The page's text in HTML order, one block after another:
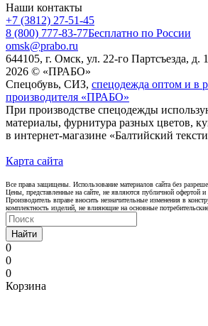
Наши контакты
+7 (3812) 27-51-45
8 (800) 777-83-77Бесплатно по России
omsk@prabo.ru
644105, г. Омск, ул. 22-го Партсъезда, д.
2026 © «ПРАБО»
Спецобувь, СИЗ, спецодежда оптом и в
производителя «ПРАБО»
При производстве спецодежды
материалы, фурнитура разных цветов,
в интернет-магазине «Балтийский
Карта сайта
Все права защищены. Использование материалов сайта без
Цены, представленные на сайте, не являются публичной офертой
Производитель вправе вносить незначительные изменения в
комплектность изделий, не влияющие на основные потребительские
Найти
0
0
0
Корзина